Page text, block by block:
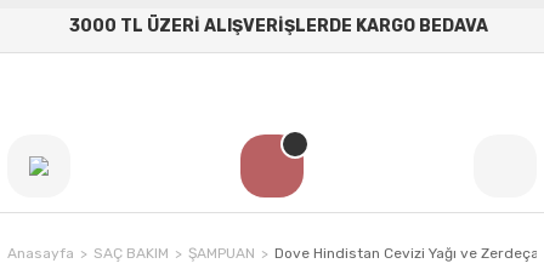
3000 TL ÜZERİ ALIŞVERİŞLERDE KARGO BEDAVA
Anasayfa SAÇ BAKIM ŞAMPUAN Dove Hindistan Cevizi Yağı ve Zerdeçal